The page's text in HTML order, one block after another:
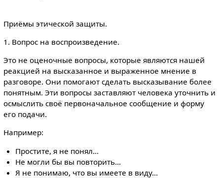
Приёмы этической защиты.
1. Вопрос на воспроизведение.
Это не оценочные вопросы, которые являются нашей
реакцией на высказанное и выраженное мнение в
разговоре. Они помогают сделать высказывание более
понятным. Эти вопросы заставляют человека уточнить и
осмыслить своё первоначальное сообщение и форму
его подачи.
Например:
Простите, я не понял…
Не могли бы вы повторить…
Я не понимаю, что вы имеете в виду…